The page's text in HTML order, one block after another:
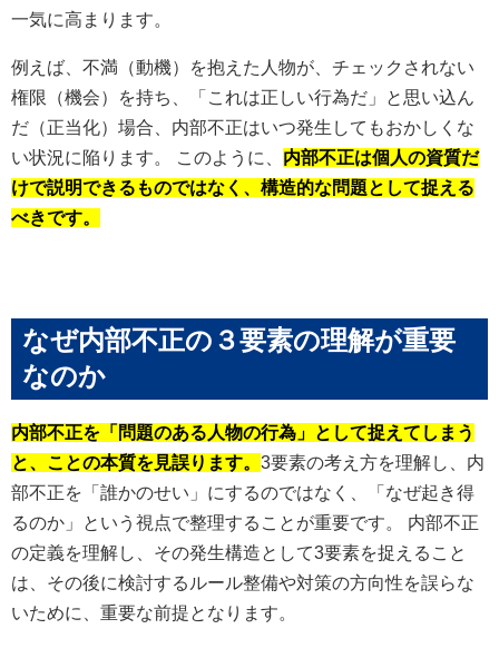
一気に高まります。
例えば、不満（動機）を抱えた人物が、チェックされない
権限（機会）を持ち、「これは正しい行為だ」と思い込ん
だ（正当化）場合、内部不正はいつ発生してもおかしくな
い状況に陥ります。 このように、 内部不正は個人の資質だ
けで説明できるものではなく、構造的な問題として捉える
べきです。
なぜ内部不正の３要素の理解が重要
なのか
内部不正を「問題のある人物の行為」として捉えてしまう
と、ことの本質を見誤ります。 3要素の考え方を理解し、内
部不正を「誰かのせい」にするのではなく、「なぜ起き得
るのか」という視点で整理することが重要です。 内部不正
の定義を理解し、その発生構造として3要素を捉えること
は、その後に検討するルール整備や対策の方向性を誤らな
いために、重要な前提となります。